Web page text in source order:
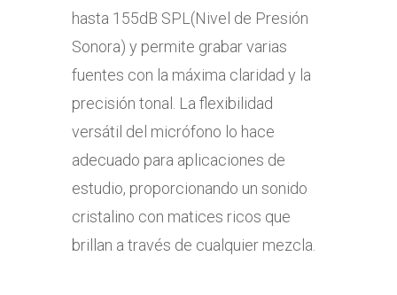
hasta 155dB SPL(Nivel de Presión
Sonora) y permite grabar varias
fuentes con la máxima claridad y la
precisión tonal. La flexibilidad
versátil del micrófono lo hace
adecuado para aplicaciones de
estudio, proporcionando un sonido
cristalino con matices ricos que
brillan a través de cualquier mezcla.